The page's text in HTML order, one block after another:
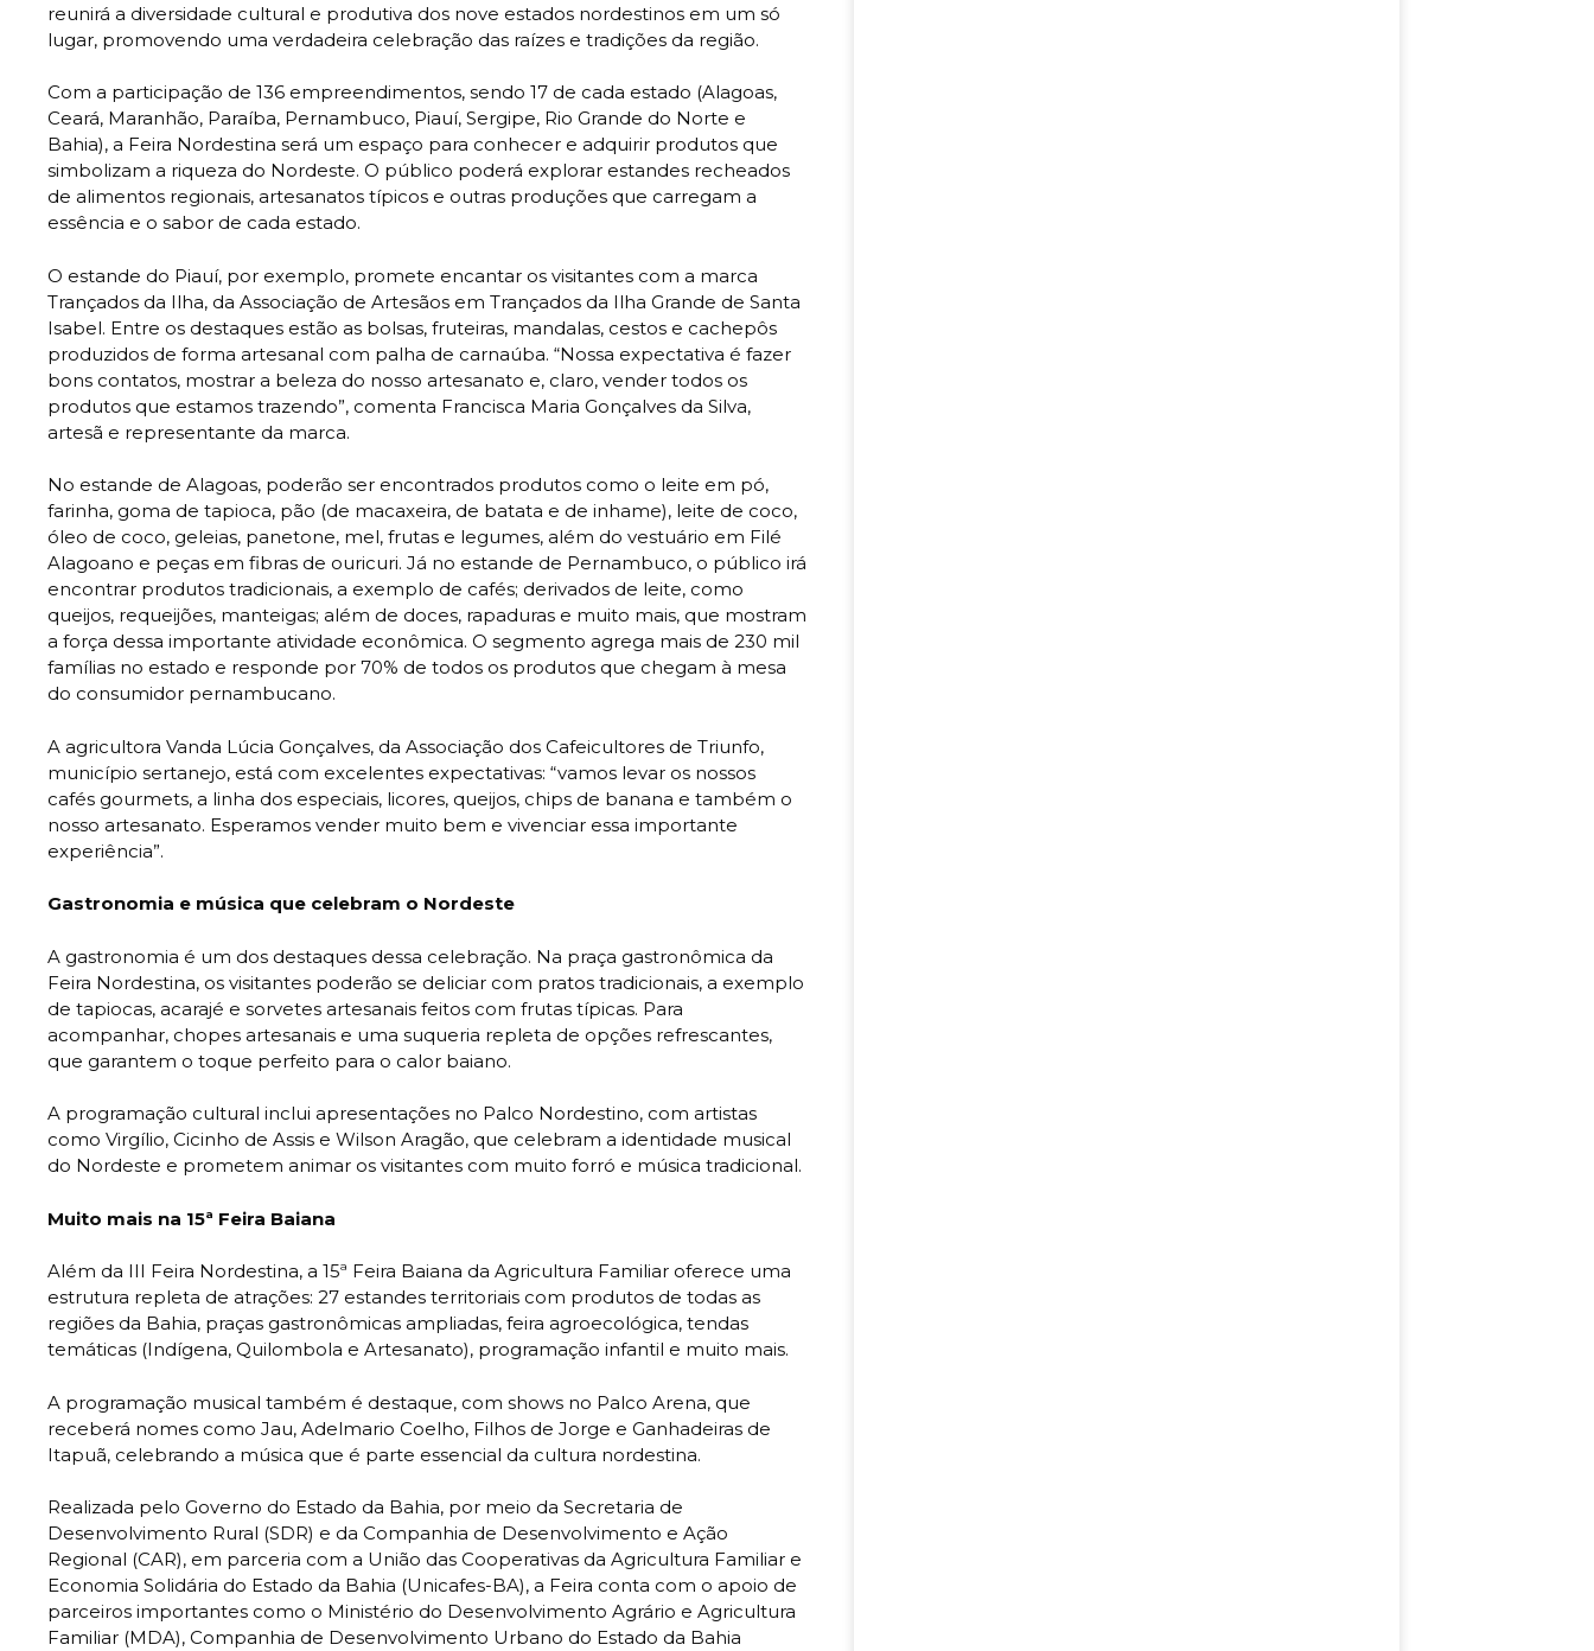
reunirá a diversidade cultural e produtiva dos nove estados nordestinos em um só
lugar, promovendo uma verdadeira celebração das raízes e tradições da região.
Com a participação de 136 empreendimentos, sendo 17 de cada estado (Alagoas,
Ceará, Maranhão, Paraíba, Pernambuco, Piauí, Sergipe, Rio Grande do Norte e
Bahia), a Feira Nordestina será um espaço para conhecer e adquirir produtos que
simbolizam a riqueza do Nordeste. O público poderá explorar estandes recheados
de alimentos regionais, artesanatos típicos e outras produções que carregam a
essência e o sabor de cada estado.
O estande do Piauí, por exemplo, promete encantar os visitantes com a marca
Trançados da Ilha, da Associação de Artesãos em Trançados da Ilha Grande de Santa
Isabel. Entre os destaques estão as bolsas, fruteiras, mandalas, cestos e cachepôs
produzidos de forma artesanal com palha de carnaúba. “Nossa expectativa é fazer
bons contatos, mostrar a beleza do nosso artesanato e, claro, vender todos os
produtos que estamos trazendo”, comenta Francisca Maria Gonçalves da Silva,
artesã e representante da marca.
No estande de Alagoas, poderão ser encontrados produtos como o leite em pó,
farinha, goma de tapioca, pão (de macaxeira, de batata e de inhame), leite de coco,
óleo de coco, geleias, panetone, mel, frutas e legumes, além do vestuário em Filé
Alagoano e peças em fibras de ouricuri. Já no estande de Pernambuco, o público irá
encontrar produtos tradicionais, a exemplo de cafés; derivados de leite, como
queijos, requeijões, manteigas; além de doces, rapaduras e muito mais, que mostram
a força dessa importante atividade econômica. O segmento agrega mais de 230 mil
famílias no estado e responde por 70% de todos os produtos que chegam à mesa
do consumidor pernambucano.
A agricultora Vanda Lúcia Gonçalves, da Associação dos Cafeicultores de Triunfo,
município sertanejo, está com excelentes expectativas: “vamos levar os nossos
cafés gourmets, a linha dos especiais, licores, queijos, chips de banana e também o
nosso artesanato. Esperamos vender muito bem e vivenciar essa importante
experiência”.
Gastronomia e música que celebram o Nordeste
A gastronomia é um dos destaques dessa celebração. Na praça gastronômica da
Feira Nordestina, os visitantes poderão se deliciar com pratos tradicionais, a exemplo
de tapiocas, acarajé e sorvetes artesanais feitos com frutas típicas. Para
acompanhar, chopes artesanais e uma suqueria repleta de opções refrescantes,
que garantem o toque perfeito para o calor baiano.
A programação cultural inclui apresentações no Palco Nordestino, com artistas
como Virgílio, Cicinho de Assis e Wilson Aragão, que celebram a identidade musical
do Nordeste e prometem animar os visitantes com muito forró e música tradicional.
Muito mais na 15ª Feira Baiana
Além da III Feira Nordestina, a 15ª Feira Baiana da Agricultura Familiar oferece uma
estrutura repleta de atrações: 27 estandes territoriais com produtos de todas as
regiões da Bahia, praças gastronômicas ampliadas, feira agroecológica, tendas
temáticas (Indígena, Quilombola e Artesanato), programação infantil e muito mais.
A programação musical também é destaque, com shows no Palco Arena, que
receberá nomes como Jau, Adelmario Coelho, Filhos de Jorge e Ganhadeiras de
Itapuã, celebrando a música que é parte essencial da cultura nordestina.
Realizada pelo Governo do Estado da Bahia, por meio da Secretaria de
Desenvolvimento Rural (SDR) e da Companhia de Desenvolvimento e Ação
Regional (CAR), em parceria com a União das Cooperativas da Agricultura Familiar e
Economia Solidária do Estado da Bahia (Unicafes-BA), a Feira conta com o apoio de
parceiros importantes como o Ministério do Desenvolvimento Agrário e Agricultura
Familiar (MDA), Companhia de Desenvolvimento Urbano do Estado da Bahia